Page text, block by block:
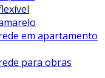
em apartamento
para obras